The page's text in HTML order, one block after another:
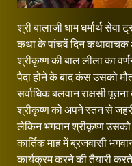
श्री बालाजी धाम धर्मार्थ
कथा के पांचवें दिन कथावाचक
श्रीकृष्ण की बाल लीला का
पैदा होने के बाद कंस उसको
सर्वाधिक बलवान राक्षसी
श्रीकृष्ण को अपने स्तन से
लेकिन भगवान श्रीकृष्ण
कार्तिक माह में ब्रजवासी
कार्यक्रम करने की तैयारी